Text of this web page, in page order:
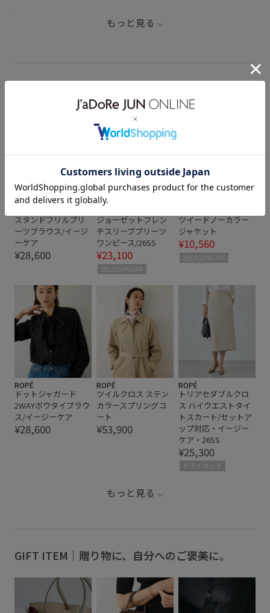
もっと見る
スタンドフリルプリ
ーツブラウス/イージ
ーケア
¥28,600
50%OFF
ジョーゼットフレン
チスリーブプリーツ
ワンピース/26SS
¥23,100
2BUY10%OFF
ツイードノーカラー
ジャケット
¥10,560
2BUY10%OFF
ROPÉ
ドットジャガード
2WAYボウタイブラウ
ス/イージーケア
¥28,600
ROPÉ
ツイルクロス ステン
カラースプリングコ
ート
¥53,900
ROPÉ
トリアセダブルクロ
ス ハイウエストタイ
トスカート/セットア
ップ対応・イージー
ケア・26SS
¥25,300
ドライタッチ
もっと見る
GIFT ITEM｜贈り物に、自分へのご褒美に。